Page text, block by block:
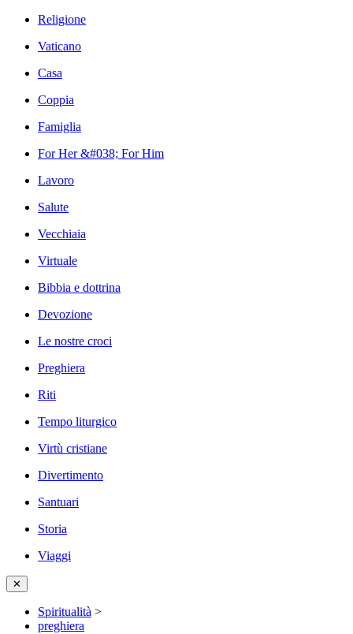
Religione
Vaticano
Casa
Coppia
Famiglia
For Her &#038; For Him
Lavoro
Salute
Vecchiaia
Virtuale
Bibbia e dottrina
Devozione
Le nostre croci
Preghiera
Riti
Tempo liturgico
Virtù cristiane
Divertimento
Santuari
Storia
Viaggi
✕
Spiritualità >
preghiera